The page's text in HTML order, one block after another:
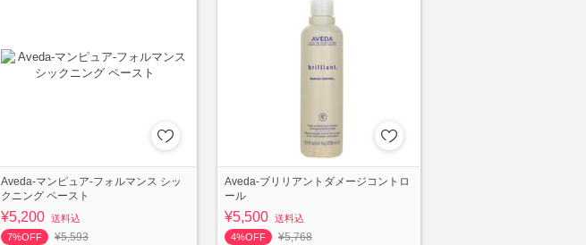
Aveda-マンピュア-フォルマンス シッ
クニング ペースト
¥5,200 送料込
7%OFF
¥5,593
Aveda-ブリリアントダメージコントロ
ール
¥5,500 送料込
4%OFF
¥5,768